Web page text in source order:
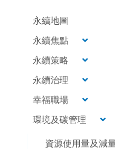
永續地圖
永續焦點
永續策略
永續治理
幸福職場
環境及碳管理
資源使用量及減